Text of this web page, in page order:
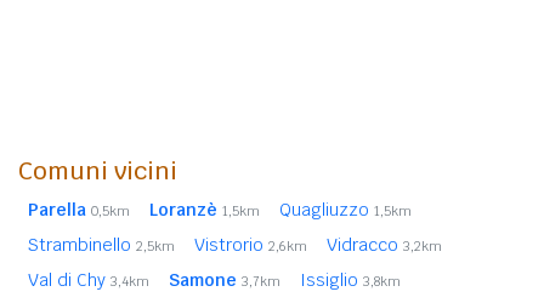
Comuni vicini
Parella 0,5km Loranzè 1,5km Quagliuzzo 1,5km
Strambinello 2,5km Vistrorio 2,6km Vidracco 3,2km
Val di Chy 3,4km Samone 3,7km Issiglio 3,8km